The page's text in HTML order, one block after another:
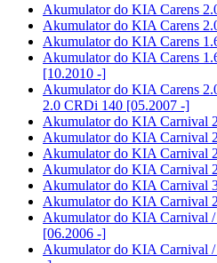
Akumulator do KIA Carens
Akumulator do KIA Carens
Akumulator do KIA Carens
Akumulator do KIA Carens
[10.2010 -]
Akumulator do KIA Carens
2.0 CRDi 140 [05.2007 -]
Akumulator do KIA Carnival
Akumulator do KIA Carnival
Akumulator do KIA Carnival
Akumulator do KIA Carnival
Akumulator do KIA Carnival
Akumulator do KIA Carnival
Akumulator do KIA Carnival
[06.2006 -]
Akumulator do KIA Carnival /